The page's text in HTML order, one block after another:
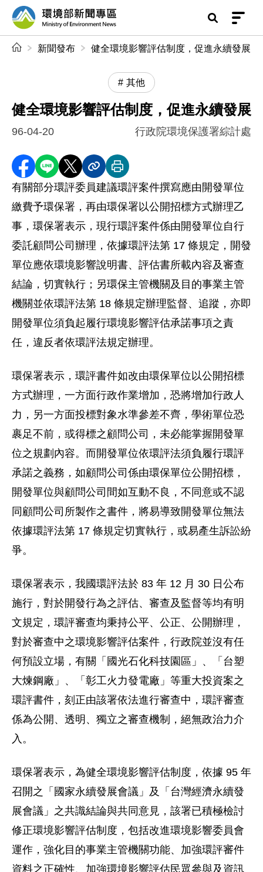
前往中央內容區塊
環境部新聞專區
新聞發布 健全環境影響評估制度，促進永續發展
其他
健全環境影響評估制度，促進永續發展
96-04-20 行政院環境保護署綜計處
分享至 Facebook
分享到 LINE
分享到 X分享內容連結
列印本頁
有關部分環評委員建議環評案件撰寫應由開發單位
繳費予環保署，再由環保署以公開招標方式辦理乙
事，環保署表示，現行環評案件係由開發單位自行
委託顧問公司辦理，依據環評法第 17 條規定，開發
單位應依環境影響說明書、評估書所載內容及審查
結論，切實執行；另環保主管機關及目的事業主管
機關並依環評法第 18 條規定辦理監督、追蹤，亦即
開發單位須負起履行環境影響評估承諾事項之責
任，違反者依環評法規定辦理。
環保署表示，環評書件如改由環保單位以公開招標
方式辦理，一方面行政作業增加，恐將增加行政人
力，另一方面投標對象水準參差不齊，學術單位恐
裹足不前，或得標之顧問公司，未必能掌握開發單
位之規劃內容。而開發單位依環評法須負履行環評
承諾之義務，如顧問公司係由環保單位公開招標，
開發單位與顧問公司間如互動不良，不同意或不認
同顧問公司所製作之書件，將易導致開發單位無法
依據環評法第 17 條規定切實執行，或易產生訴訟紛
爭。
環保署表示，我國環評法於 83 年 12 月 30 日公布
施行，對於開發行為之評估、審查及監督等均有明
文規定，環評審查均秉持公平、公正、公開辦理，
對於審查中之環境影響評估案件，行政院並沒有任
何預設立場，有關「國光石化科技園區」、「台塑
大煉鋼廠」、「彰工火力發電廠」等重大投資案之
環評書件，刻正由該署依法進行審查中，環評審查
係為公開、透明、獨立之審查機制，絕無政治力介
入。
環保署表示，為健全環境影響評估制度，依據 95 年
召開之「國家永續發展會議」及「台灣經濟永續發
展會議」之共識結論與共同意見，該署已積極檢討
修正環境影響評估制度，包括改進環境影響委員會
運作，強化目的事業主管機關功能、加強環評審件
資料之正確性、加強環境影響評估民眾參與及資訊